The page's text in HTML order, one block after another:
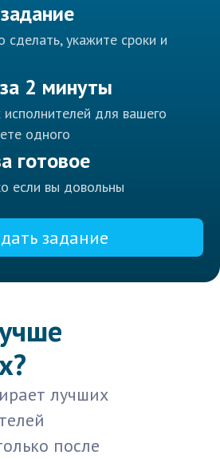
укажите сроки и
2 минуты
для вашего
одного
готовое
если вы довольны
задание
лучших
после